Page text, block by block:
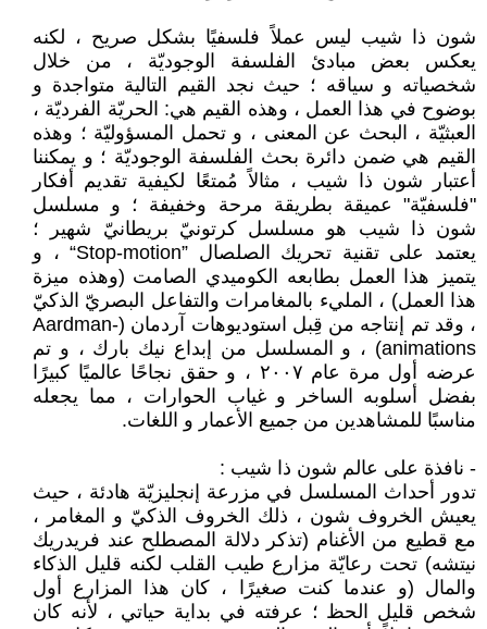
شون ذا شيب ليس عملاً فلسفيًا بشكل صريح ، لكنه
يعكس بعض مبادئ الفلسفة الوجوديّة ، من خلال
شخصياته و سياقه ؛ حيث نجد القيم التالية متواجدة و
بوضوح في هذا العمل ، وهذه القيم هي: الحريّة الفرديّة ،
العبثيّة ، البحث عن المعنى ، و تحمل المسؤوليّة ؛ وهذه
القيم هي ضمن دائرة بحث الفلسفة الوجوديّة ؛ و يمكننا
أعتبار شون ذا شيب ، مثالاً مُمتعًا لكيفية تقديم أفكار
"فلسفيّة" عميقة بطريقة مرحة وخفيفة ؛ و مسلسل
شون ذا شيب هو مسلسل كرتونيّ بريطانيّ شهير ؛
يعتمد على تقنية تحريك الصلصال ”Stop-motion“ ، و
يتميز هذا العمل بطابعه الكوميدي الصامت (وهذه ميزة
هذا العمل) ، المليء بالمغامرات والتفاعل البصريّ الذكيّ
، وقد تم إنتاجه من قِبل استوديوهات آردمان (Aardman-
animations) ، و المسلسل من إبداع نيك بارك ، و تم
عرضه أول مرة عام ٢٠٠٧ ، و حقق نجاحًا عالميًا كبيرًا
بفضل أسلوبه الساخر و غياب الحوارات ، مما يجعله
مناسبًا للمشاهدين من جميع الأعمار و اللغات.
- نافذة على عالم شون ذا شيب :
تدور أحداث المسلسل في مزرعة إنجليزيّة هادئة ، حيث
يعيش الخروف شون ، ذلك الخروف الذكيّ و المغامر ،
مع قطيع من الأغنام (تذكر دلالة المصطلح عند فريدريك
نيتشه) تحت رعايّة مزارع طيب القلب لكنه قليل الذكاء
والمال (و عندما كنت صغيرًا ، كان هذا المزارع أول
شخص قليل الحظ ؛ عرفته في بداية حياتي ، لأنه كان